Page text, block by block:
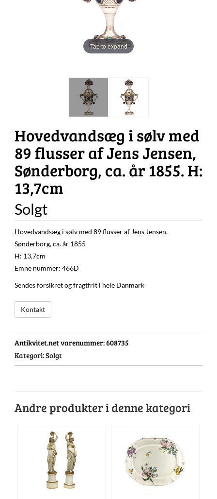
Tap to expand
Hovedvandsæg i sølv med
89 flusser af Jens Jensen,
Sønderborg, ca. år 1855. H:
13,7cm
Solgt
Hovedvandsæg i sølv med 89 flusser af Jens Jensen,
Sønderborg, ca. år 1855
H: 13,7cm
Emne nummer: 466D
Sendes forsikret og fragtfrit i hele Danmark
Kontakt
Antikvitet.net varenummer:608735
Kategori:Solgt
Andre produkter i denne kategori